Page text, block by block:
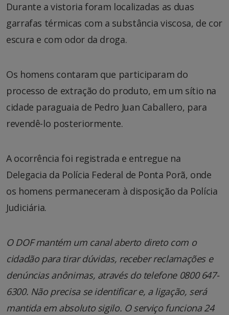
Durante a vistoria foram localizadas as duas
garrafas térmicas com a substância viscosa, de cor
escura e com odor da droga.
Os homens contaram que participaram do
processo de extração do produto, em um sítio na
cidade paraguaia de Pedro Juan Caballero, para
revendê-lo posteriormente.
A ocorrência foi registrada e entregue na
Delegacia da Polícia Federal de Ponta Porã, onde
os homens permaneceram à disposição da Polícia
Judiciária.
O DOF mantém um canal aberto direto com o
cidadão para tirar dúvidas, receber reclamações e
denúncias anônimas, através do telefone 0800 647-
6300. Não precisa se identificar e, a ligação, será
mantida em absoluto sigilo. O serviço funciona 24